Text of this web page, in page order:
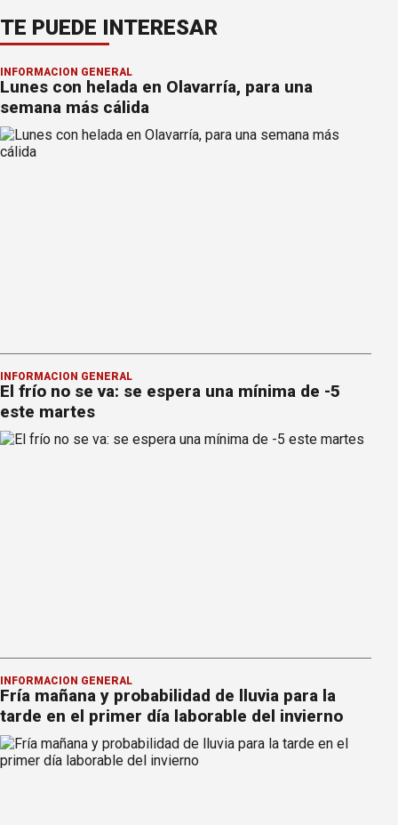
TE PUEDE INTERESAR
INFORMACION GENERAL
Lunes con helada en Olavarría, para una
semana más cálida
INFORMACION GENERAL
El frío no se va: se espera una mínima de -5
este martes
INFORMACION GENERAL
Fría mañana y probabilidad de lluvia para la
tarde en el primer día laborable del invierno